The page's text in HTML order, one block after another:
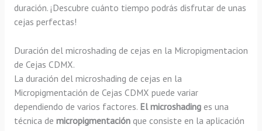
duración. ¡Descubre cuánto tiempo podrás disfrutar de unas
cejas perfectas!
Duración del microshading de cejas en la Micropigmentacion
de Cejas CDMX.
La duración del microshading de cejas en la
Micropigmentación de Cejas CDMX puede variar
dependiendo de varios factores. El microshadinges una
técnica de micropigmentaciónque consiste en la aplicación